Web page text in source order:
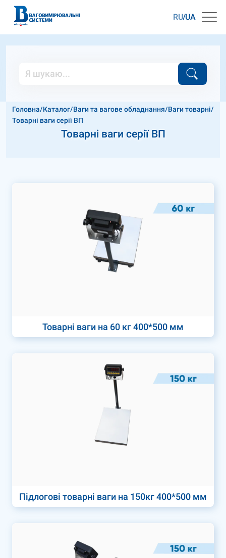
RU UA
Головна/Каталог/Ваги та вагове обладнання/Ваги товарні/
Товарні ваги серії ВП
Товарні ваги серії ВП
Товарні ваги на 60 кг 400*500 мм
Підлогові товарні ваги на 150кг 400*500 мм